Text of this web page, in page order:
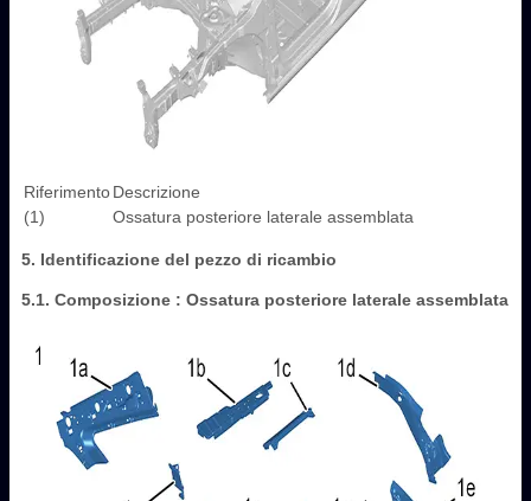
RiferimentoDescrizione
(1)
Ossatura posteriore laterale assemblata
5. Identificazione del pezzo di ricambio
5.1. Composizione : Ossatura posteriore laterale assemblata